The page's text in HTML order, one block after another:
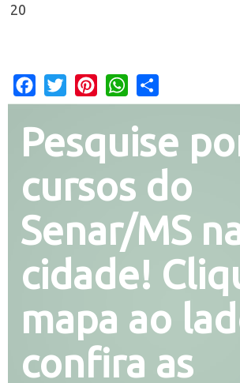
20
Facebook
Twitter PinterestWhatsApp
Pesquise
cursos do
Senar/MS
cidade!
mapa ao
confira as